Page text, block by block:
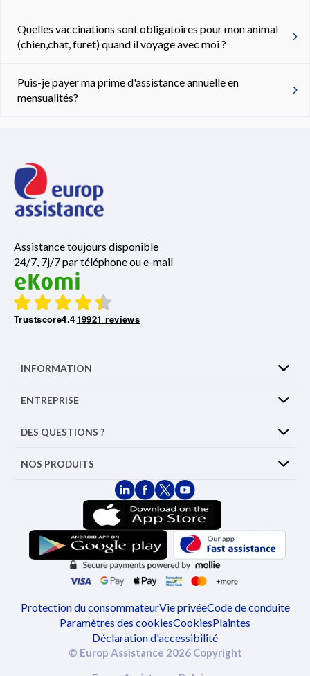
Quelles vaccinations sont obligatoires pour mon animal
(chien,chat, furet) quand il voyage avec moi ?
Puis-je payer ma prime d'assistance annuelle en
mensualités?
Assistance toujours disponible
24/7, 7j/7 par téléphone ou e-mail
Trustscore4.419921 reviews
INFORMATION
ENTREPRISE
DES QUESTIONS ?
NOS PRODUITS
Protection du consommateurVie privéeCode de conduite
Paramètres des cookiesCookiesPlaintes
Déclaration d'accessibilité
© Europ Assistance 2026 Copyright